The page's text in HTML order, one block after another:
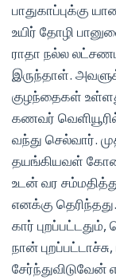
பாதுகாப்புக்கு
உயிர் தோழி
ராதா நல்ல
இருந்தாள்.
குழந்தைகள்
கணவர்
வந்து செல்வார்.
தயங்கியவள்
உடன் வர
எனக்கு தெரிந்தது.
கார்
நான்
சேர்ந்துவிடுவேன்